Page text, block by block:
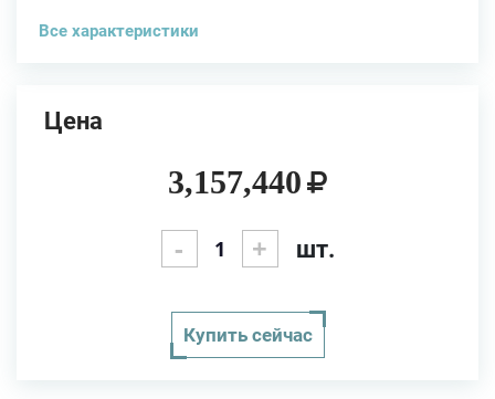
Все характеристики
Цена
3,157,440
-
+ шт.
Купить сейчас